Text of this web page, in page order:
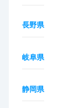
長野県
岐阜県
静岡県